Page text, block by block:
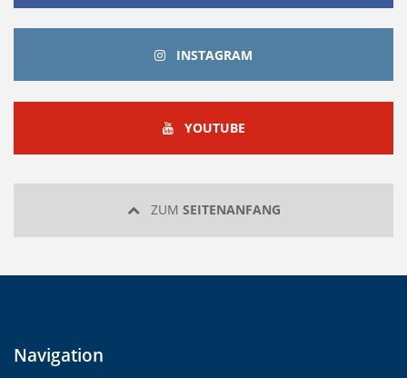
INSTAGRAM
YOUTUBEYOUTUBE
ZUM SEITENANFANG
Navigation